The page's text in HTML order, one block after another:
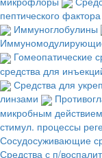
пептического фактора
Иммуноглобулины
Гомеопатические
средства для
Средства для
линзами
микробным
стимул. процессы
Сосудосуживающие
Средства с п/